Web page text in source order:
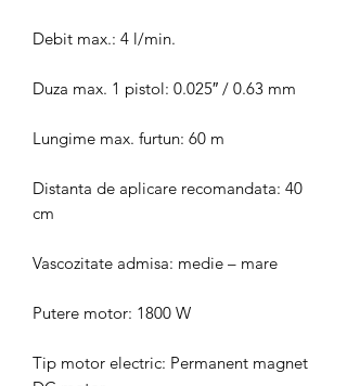
Debit max.: 4 l/min.
Duza max. 1 pistol: 0.025″ / 0.63 mm
Lungime max. furtun: 60 m
Distanta de aplicare recomandata: 40
cm
Vascozitate admisa: medie – mare
Putere motor: 1800 W
Tip motor electric: Permanent magnet